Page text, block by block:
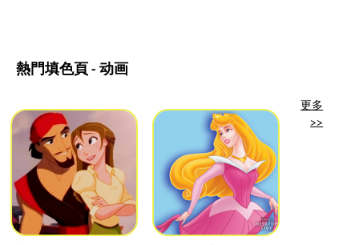
熱門填色頁 - 动画
更多
>>